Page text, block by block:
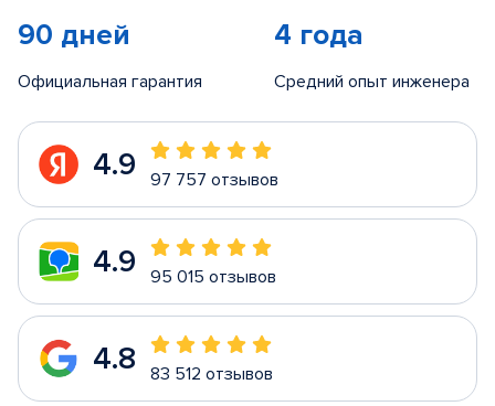
90 дней
Официальная гарантия
4 года
Средний опыт инженера
4.9 97 757 отзывов
4.9 95 015 отзывов
4.8 83 512 отзывов